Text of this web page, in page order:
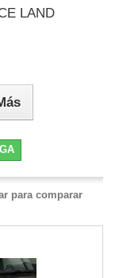
LAND
para comparar